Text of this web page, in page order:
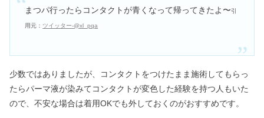
まつパ行ったらコンタクトが青くなって帰ってきたよ〜引
用元： ツイッター-@xl_pqa
少数ではありましたが、コンタクトをつけたまま施術してもらっ
たらパーマ液が染みてコンタクトが変色した経験を持つ人もいた
ので、不安な場合は着用OKでも外しておくのがおすすめです。